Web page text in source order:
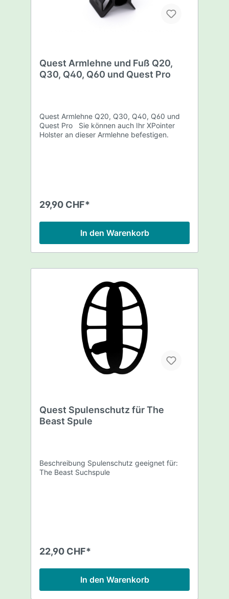
Quest Armlehne und Fuß Q20,
Q30, Q40, Q60 und Quest Pro
Quest Armlehne Q20, Q30, Q40, Q60 und
Quest Pro Sie können auch Ihr XPointer
Holster an dieser Armlehne befestigen.
29,90 CHF*
In den Warenkorb
Quest Spulenschutz für The
Beast Spule
Beschreibung Spulenschutz geeignet für:
The Beast Suchspule
22,90 CHF*
In den Warenkorb